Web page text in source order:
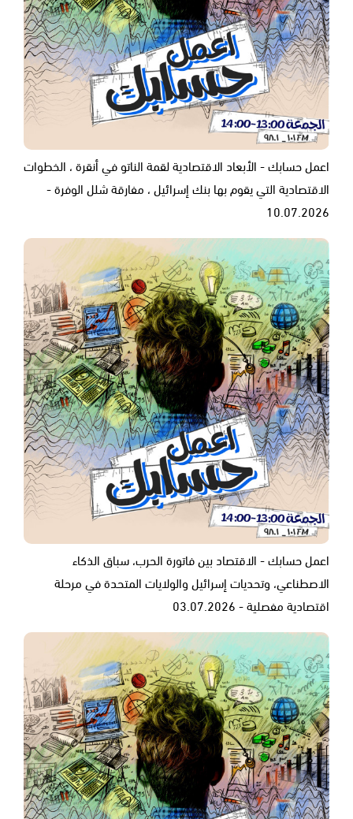
اعمل حسابك - الأبعاد الاقتصادية لقمة الناتو في أنقرة ، الخطوات
الاقتصادية التي يقوم بها بنك إسرائيل ، مفارقة شلل الوفرة -
10.07.2026
اعمل حسابك - الاقتصاد بين فاتورة الحرب، سباق الذكاء
الاصطناعي، وتحديات إسرائيل والولايات المتحدة في مرحلة
اقتصادية مفصلية - 03.07.2026